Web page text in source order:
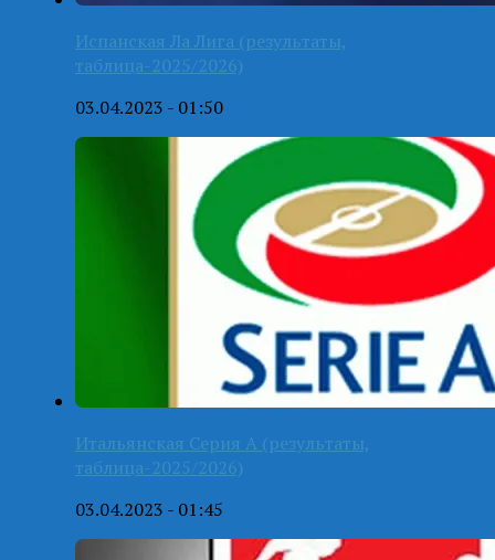
Испанская Ла Лига (результаты,
таблица-2025/2026)
03.04.2023 - 01:50
Итальянская Серия А (результаты,
таблица-2025/2026)
03.04.2023 - 01:45